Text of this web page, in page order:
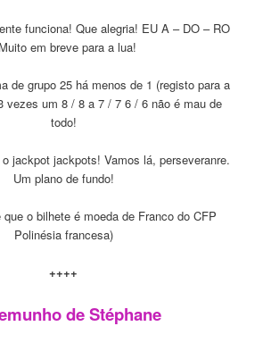
funciona! Que alegria! EU A – DO – RO
em breve para a lua!
de grupo 25 há menos de 1 (registo para a
vezes um 8 / 8 a 7 / 7 6 / 6 não é mau de
todo!
jackpot jackpots! Vamos lá, perseveranre.
Um plano de fundo!
o bilhete é moeda de Franco do CFP
Polinésia francesa)
++++
de Stéphane